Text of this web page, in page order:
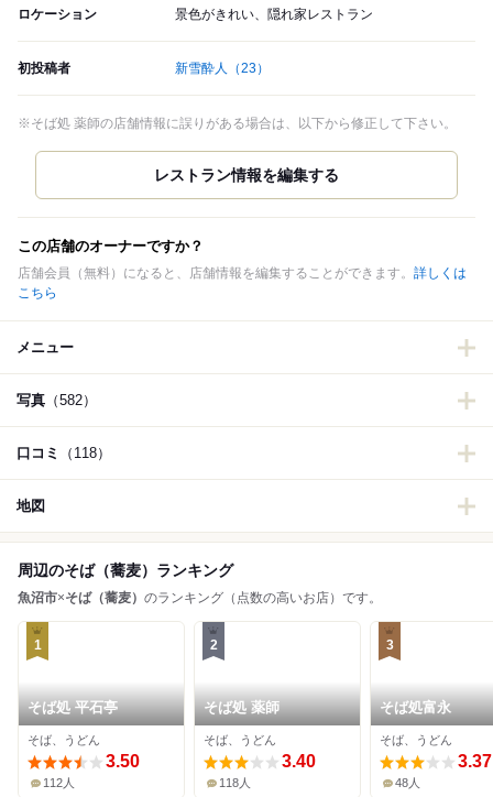
ロケーション 景色がきれい、隠れ家レストラン
初投稿者 新雪酔人 （23）
※そば処 薬師の店舗情報に誤りがある場合は、以下から修正して下さい。
この店舗のオーナーですか？
店舗会員（無料）になると、店舗情報を編集することができます。 詳しくは
こちら
メニュー
写真 （582）
口コミ （118）
地図
周辺のそば（蕎麦）ランキング
魚沼市×そば（蕎麦） のランキング（点数の高いお店）です。
1
そば処 平石亭
そば、うどん
3.50
112人
2
そば処 薬師
そば、うどん
3.40
118人
3
そば処富永
そば、うどん
3.37
48人